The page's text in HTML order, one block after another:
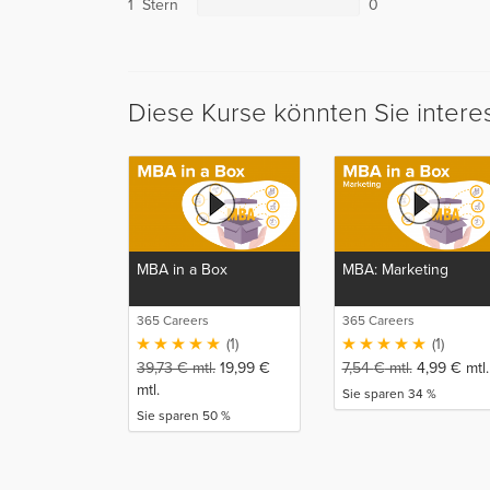
1 Stern
0
Diese Kurse könnten Sie
MBA in a Box
365 Careers
(1)
39,73€mtl. 19,99 €
mtl.
Sie sparen 50 %
MBA: Marketing
365 Careers
(1)
7,54€mtl. 4,99 € mtl.
Sie sparen 34 %